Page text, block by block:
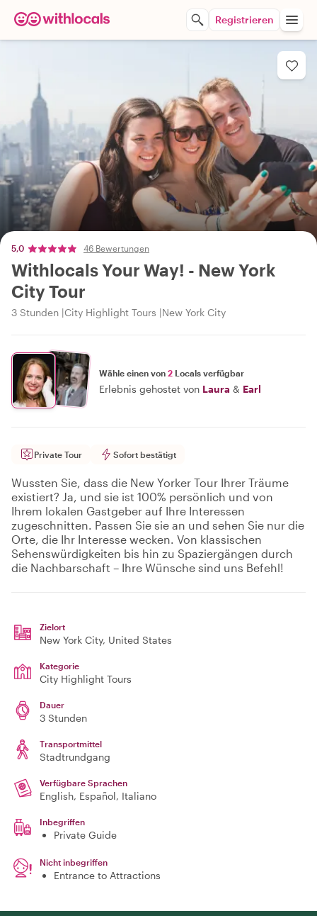
Registrieren
5,0 46 Bewertungen
Withlocals Your Way! - New York
City Tour
3 Stunden City Highlight Tours New York City
Wähle einen von 2 Locals verfügbar
Erlebnis gehostet von Laura & Earl
Private Tour Sofort bestätigt
Wussten Sie, dass die New Yorker Tour Ihrer Träume
existiert? Ja, und sie ist 100% persönlich und von
Ihrem lokalen Gastgeber auf Ihre Interessen
zugeschnitten. Passen Sie sie an und sehen Sie nur die
Orte, die Ihr Interesse wecken. Von klassischen
Sehenswürdigkeiten bis hin zu Spaziergängen durch
die Nachbarschaft – Ihre Wünsche sind uns Befehl!
Zielort
New York City, United States
Kategorie
City Highlight Tours
Dauer
3 Stunden
Transportmittel
Stadtrundgang
Verfügbare Sprachen
English, Español, Italiano
Inbegriffen
Private Guide
Nicht inbegriffen
Entrance to Attractions